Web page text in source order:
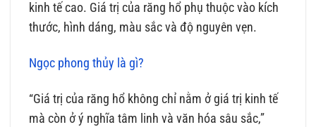
kinh tế cao. Giá trị của răng hổ phụ thuộc vào kích
thước, hình dáng, màu sắc và độ nguyên vẹn.
Ngọc phong thủy là gì?
“Giá trị của răng hổ không chỉ nằm ở giá trị kinh tế
mà còn ở ý nghĩa tâm linh và văn hóa sâu sắc,”